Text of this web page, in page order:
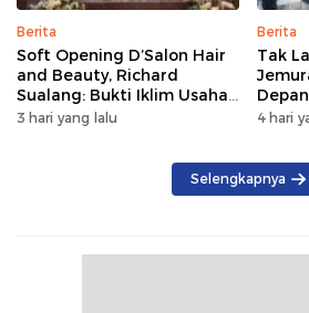
Berita
Soft Opening D’Salon Hair
and Beauty, Richard
Sualang: Bukti Iklim Usaha
di Manado Terus
3 hari yang lalu
Berita
Tak
Ditata
4 hari
Selengkapnya